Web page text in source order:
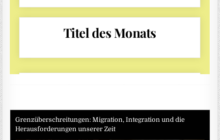
Grenzüberschreitungen: Migration, Integration und die
Herausforderungen unserer Zeit